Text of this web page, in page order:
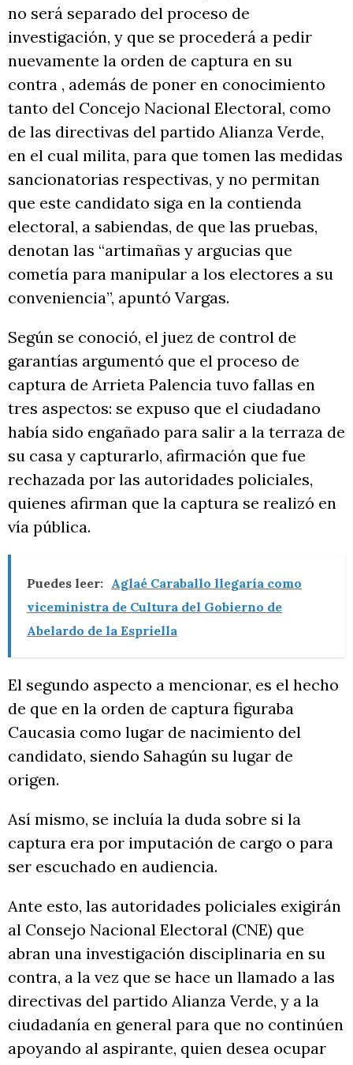
no será separado del proceso de
investigación, y que se procederá a pedir
nuevamente la orden de captura en su
contra , además de poner en conocimiento
tanto del Concejo Nacional Electoral, como
de las directivas del partido Alianza Verde,
en el cual milita, para que tomen las medidas
sancionatorias respectivas, y no permitan
que este candidato siga en la contienda
electoral, a sabiendas, de que las pruebas,
denotan las “artimañas y argucias que
cometía para manipular a los electores a su
conveniencia”, apuntó Vargas.
Según se conoció, el juez de control de
garantías argumentó que el proceso de
captura de Arrieta Palencia tuvo fallas en
tres aspectos: se expuso que el ciudadano
había sido engañado para salir a la terraza de
su casa y capturarlo, afirmación que fue
rechazada por las autoridades policiales,
quienes afirman que la captura se realizó en
vía pública.
Puedes leer: Aglaé Caraballo llegaría como
viceministra de Cultura del Gobierno de
Abelardo de la Espriella
El segundo aspecto a mencionar, es el hecho
de que en la orden de captura figuraba
Caucasia como lugar de nacimiento del
candidato, siendo Sahagún su lugar de
origen.
Así mismo, se incluía la duda sobre si la
captura era por imputación de cargo o para
ser escuchado en audiencia.
Ante esto, las autoridades policiales exigirán
al Consejo Nacional Electoral (CNE) que
abran una investigación disciplinaria en su
contra, a la vez que se hace un llamado a las
directivas del partido Alianza Verde, y a la
ciudadanía en general para que no continúen
apoyando al aspirante, quien desea ocupar